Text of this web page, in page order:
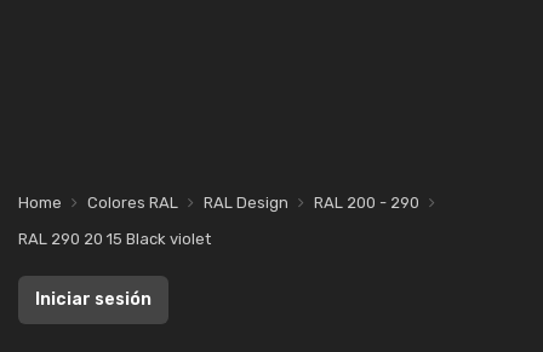
Home Colores RAL RAL Design
RAL 200 - 290
RAL 290 20 15 Black violet
Iniciar sesión